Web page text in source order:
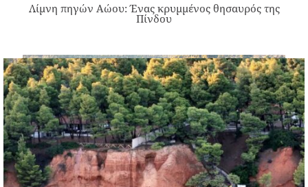
Λίμνη πηγών Αώου: Ένας κρυμμένος θησαυρός της
Πίνδου